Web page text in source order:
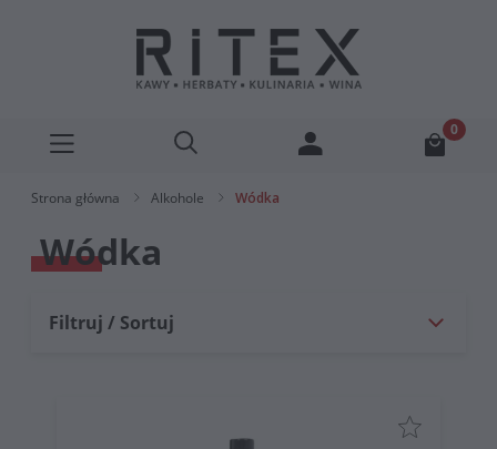
Strona główna Alkohole Wódka
Wódka
Filtruj / Sortuj